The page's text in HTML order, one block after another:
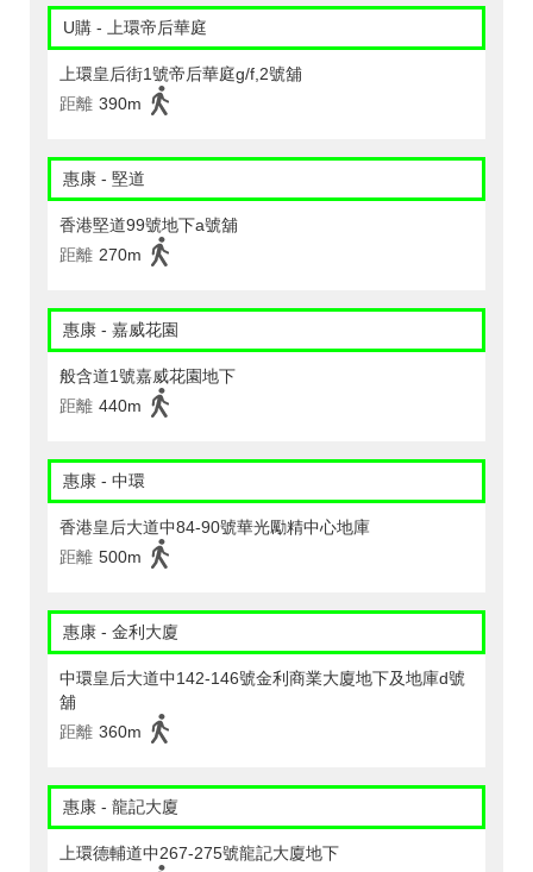
U購 - 上環帝后華庭
上環皇后街1號帝后華庭g/f,2號舖
距離 390m
惠康 - 堅道
香港堅道99號地下a號舖
距離 270m
惠康 - 嘉威花園
般含道1號嘉威花園地下
距離 440m
惠康 - 中環
香港皇后大道中84-90號華光勵精中心地庫
距離 500m
惠康 - 金利大廈
中環皇后大道中142-146號金利商業大廈地下及地庫d號
舖
距離 360m
惠康 - 龍記大廈
上環德輔道中267-275號龍記大廈地下